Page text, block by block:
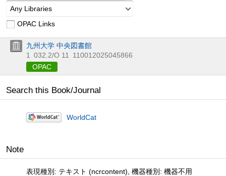
Any Libraries
OPAC Links
九州大学 中央図書館
1
032.2/O 11
110012025045866
OPAC
Search this Book/Journal
WorldCat
Note
表現種別: テキスト (ncrcontent), 機器種別: 機器不用